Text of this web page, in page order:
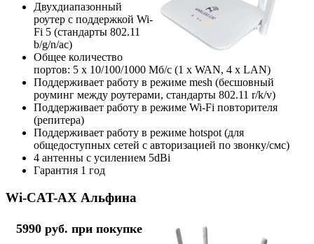
Двухдиапазонный
роутер с поддержкой Wi-
Fi 5 (стандарты 802.11
b/g/n/ac)
Общее количество
портов: 5 х 10/100/1000 Мб/с (1 x WAN, 4 x LAN)
Поддерживает работу в режиме mesh (бесшовный
роуминг между роутерами, стандарты 802.11 r/k/v)
Поддерживает работу в режиме Wi-Fi повторителя
(репитера)
Поддерживает работу в режиме hotspot (для
общедоступных сетей с авторизацией по звонку/смс)
4 антенны с усилением 5dBi
Гарантия 1 год
Wi-CAT-AX Альфина
5990 руб. при покупке